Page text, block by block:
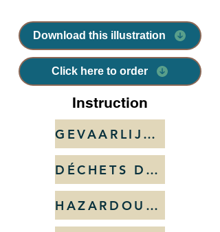
Download this illustration
Click here to order
Instruction
GEVAARLIJK AFVAL
DÉCHETS DANGEREUX
HAZARDOUS WASTE